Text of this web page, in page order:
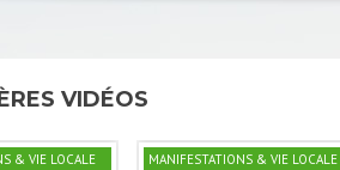
VIDÉOS
& VIE LOCALE MANIFESTATIONS & VIE LOCALE